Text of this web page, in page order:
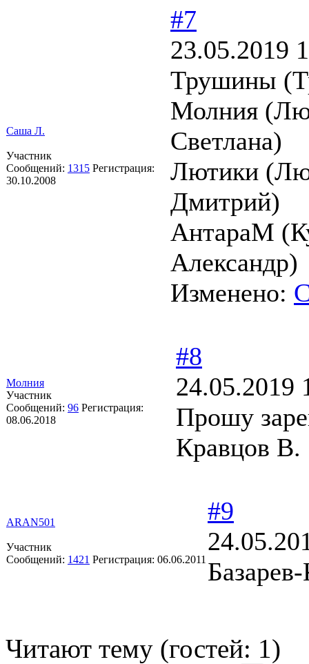
Саша Л.
Участник
Сообщений: 1315 Регистрация:
30.10.2008
#7
23.05.2019
Трушины
Молния
Светлана)
Лютики
Дмитрий)
АнтараМ
Александр)
Изменено:
Молния
Участник
Сообщений: 96 Регистрация:
08.06.2018
#8
24.05.2019
Прошу
Кравцов В.
ARAN501
Участник
Сообщений: 1421 Регистрация: 06.06.2011
#9
Читают тему (гостей: 1)